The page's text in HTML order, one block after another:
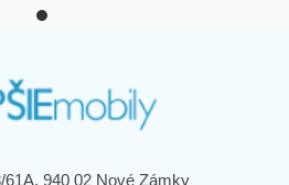
940 02 Nové Zámky